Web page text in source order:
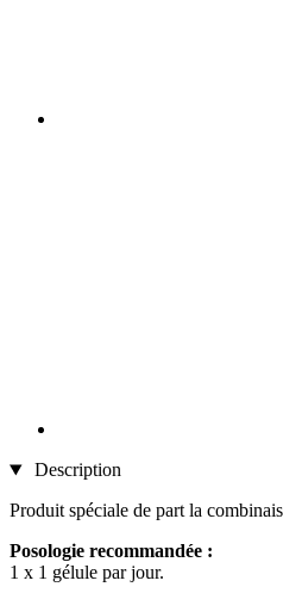
Description
Produit spéciale de part la
Posologie recommandée :
1 x 1 gélule par jour.